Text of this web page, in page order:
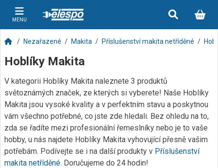
MENU
Nezařazené Makita Příslušenství makita netříděné
Hoblíky Makita
V kategorii Hoblíky Makita naleznete 3 produktů
světoznámých značek, ze kterých si vyberete! Naše Hoblíky
Makita jsou vysoké kvality a v perfektním stavu a poskytnou
vám všechno potřebné, co jste zde hledali. Bez ohledu na to,
zda se řadíte mezi profesionální řemeslníky nebo je to vaše
hobby, u nás najdete Hoblíky Makita vyhovující přesně vašim
potřebám. Podívejte se i na další produkty v Příslušenství
makita netříděné. Doručujeme do 24 hodin!